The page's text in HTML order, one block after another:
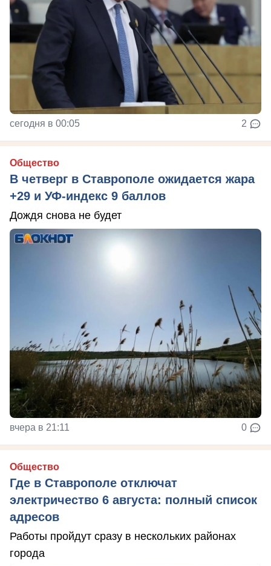
сегодня в 00:05 2
Общество
В четверг в Ставрополе ожидается жара
+29 и УФ-индекс 9 баллов
Дождя снова не будет
вчера в 21:11 0
Общество
Где в Ставрополе отключат
электричество 6 августа: полный список
адресов
Работы пройдут сразу в нескольких районах
города